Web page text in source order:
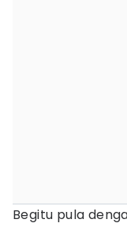
Begitu pula